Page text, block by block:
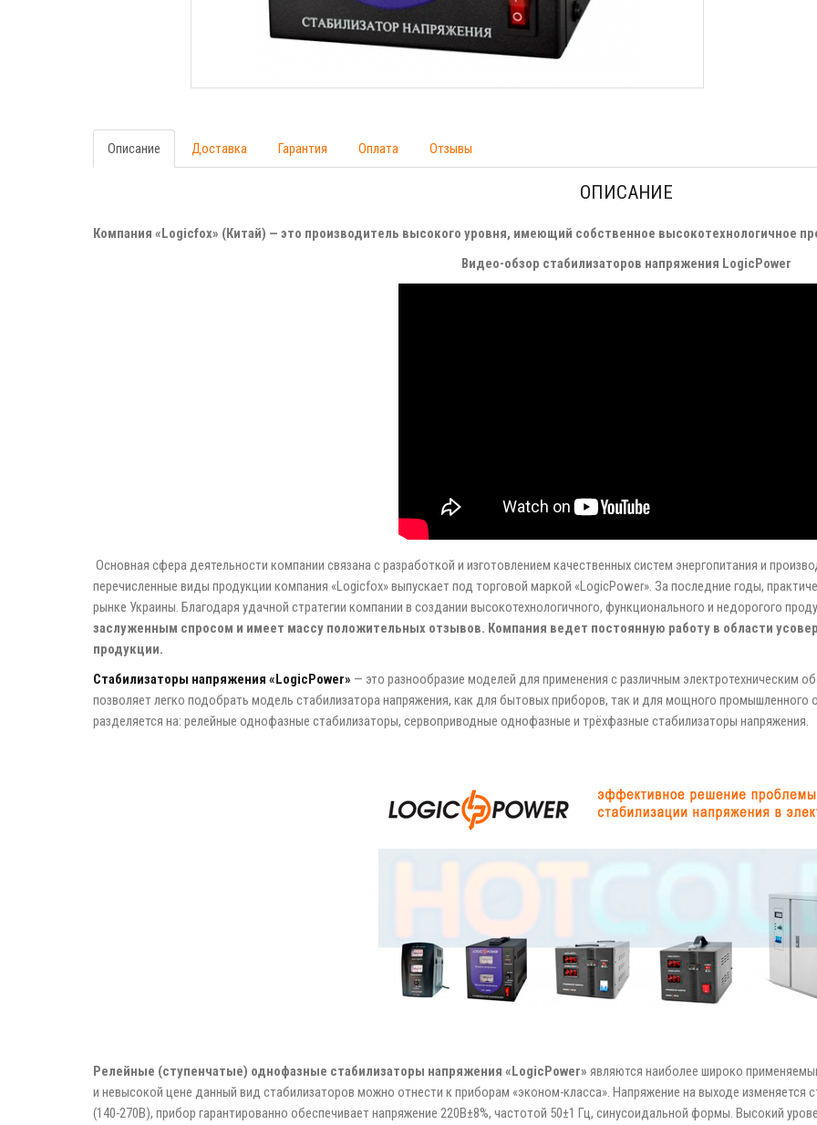
Описание Доставка Гарантия Оплата Отзывы
ОПИСАНИЕ
Компания «Logicfox» (Китай) — это производитель высокого уровня, имеющий собственное высокотехнологичное
Видео-обзор стабилизаторов напряжения LogicPower
Основная сфера деятельности компании связана с разработкой и изготовлением качественных систем энергопитания и
перечисленные виды продукции компания «Logicfox» выпускает под торговой маркой «LogicРower». За последние годы,
рынке Украины. Благодаря удачной стратегии компании в создании высокотехнологичного, функционального и недорогого
заслуженным спросом и имеет массу положительных отзывов. Компания ведет постоянную работу в области
продукции.
Стабилизаторы напряжения «LogicPower» — это разнообразие моделей для применения с различным электротехническим
позволяет легко подобрать модель стабилизатора напряжения, как для бытовых приборов, так и для мощного промышленного
разделяется на: релейные однофазные стабилизаторы, сервоприводные однофазные и трёхфазные стабилизаторы напряжения.
Релейные (ступенчатые) однофазные стабилизаторы напряжения «LogicPower» являются наиболее широко
и невысокой цене данный вид стабилизаторов можно отнести к приборам «эконом-класса». Напряжение на выходе
(140-270В), прибор гарантированно обеспечивает напряжение 220В±8%, частотой 50±1 Гц, синусоидальной формы. Высокий